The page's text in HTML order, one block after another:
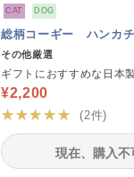
CAT DOG
総柄コーギー ハンカチ
その他厳選
ギフトにおすすめな日本
¥2,200
★★★★★
(2件)
現在、購入不